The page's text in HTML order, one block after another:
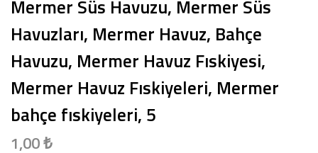
Mermer Süs Havuzu, Mermer Süs
Havuzları, Mermer Havuz, Bahçe
Havuzu, Mermer Havuz Fıskiyesi,
Mermer Havuz Fıskiyeleri, Mermer
bahçe fıskiyeleri, 5
1,00 ₺